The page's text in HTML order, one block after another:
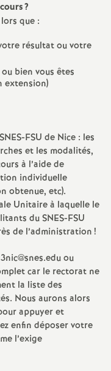
s
e
i
g
n
e
m
e
n
t
s
?
que :
résultat ou votre
bien vous êtes
extension)
FSU de Nice : les
et les modalités,
à l’aide de
individuelle
obtenue, etc).
Unitaire à laquelle le
du SNES-FSU
de l’administration !
ou
car le rectorat ne
la liste des
Nous aurons alors
appuyer et
enfin déposer votre
l’exige